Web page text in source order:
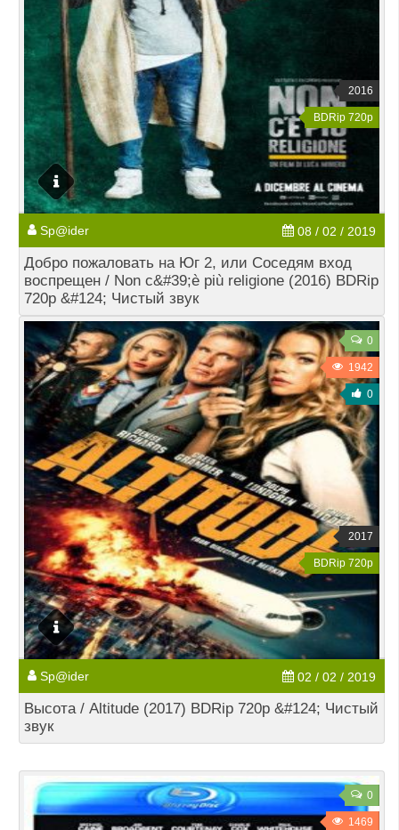
2016
BDRip 720p
Sp@ider 08 / 02 / 2019
Добро пожаловать на Юг 2, или Соседям вход
воспрещен / Non c&#39;è più religione (2016) BDRip
720p &#124; Чистый звук
0
1942
0
2017
BDRip 720p
Sp@ider 02 / 02 / 2019
Высота / Altitude (2017) BDRip 720p &#124; Чистый
звук
0
1469